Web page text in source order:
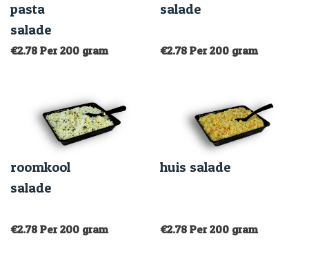
pasta
salade
€2.78 Per 200 gram
salade
€2.78 Per 200 gram
roomkool
salade
€2.78 Per 200 gram
huis salade
€2.78 Per 200 gram